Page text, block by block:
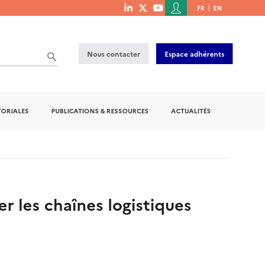
menu
Menu
du
de
l'utilisateur
FR EN
Nous contacter Espace adhérents
PUBLICATIONS & RESSOURCES ACTUALITÉS
les chaînes logistiques